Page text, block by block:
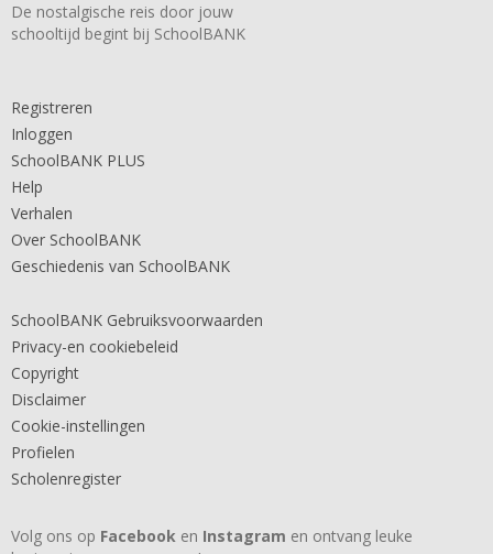
De nostalgische reis door jouw
schooltijd begint bij SchoolBANK
Registreren
Inloggen
SchoolBANK PLUS
Help
Verhalen
Over SchoolBANK
Geschiedenis van SchoolBANK
SchoolBANK Gebruiksvoorwaarden
Privacy-en cookiebeleid
Copyright
Disclaimer
Cookie-instellingen
Profielen
Scholenregister
Volg ons op Facebook en Instagram en ontvang leuke